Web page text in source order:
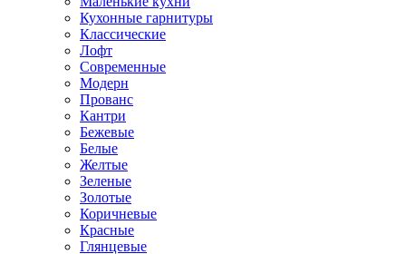
Кухонные гарнитуры
Классические
Лофт
Современные
Модерн
Прованс
Кантри
Бежевые
Белые
Желтые
Зеленые
Золотые
Коричневые
Красные
Глянцевые